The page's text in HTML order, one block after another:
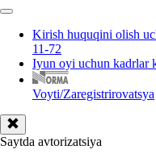
Kirish huquqini olish
11-72
Iyun oyi uchun kadrlar
Voyti/Zaregistrirovatsya
Saytda avtorizatsiya